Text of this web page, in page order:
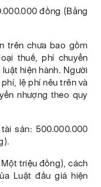
đồng (Bằng
trên chưa bao gồm
thuế, phí chuyển
hiện hành. Người
lệ phí nêu trên và
nhượng theo quy
sản: 500.000.000
triệu đồng), cách
Luật đấu giá hiện